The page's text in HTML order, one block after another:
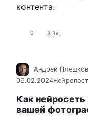
контента.
0 3.3к.
Андрей Плешков
06.02.2024
Как
вашей